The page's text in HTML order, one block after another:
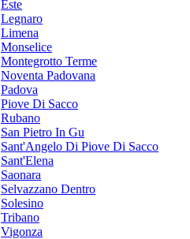
Este
Legnaro
Limena
Monselice
Montegrotto Terme
Noventa Padovana
Padova
Piove Di Sacco
Rubano
San Pietro In Gu
Sant'Angelo Di Piove Di Sacco
Sant'Elena
Saonara
Selvazzano Dentro
Solesino
Tribano
Vigonza